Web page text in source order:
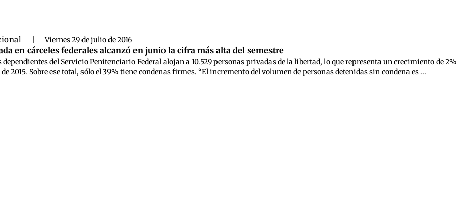
Viernes 29 de julio de 2016
en cárceles federales alcanzó en junio la cifra más alta del semestre
del Servicio Penitenciario Federal alojan a 10.529 personas privadas de la libertad, lo que representa un crecimiento de 2%
2015. Sobre ese total, sólo el 39% tiene condenas firmes. “El incremento del volumen de personas detenidas sin condena es ...